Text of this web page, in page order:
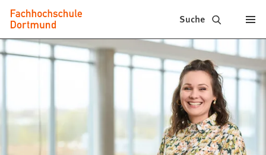
Inhalt anspringen
Fachhochschule
Dortmund
-
Studiengänge,
Bewerbung
Suche